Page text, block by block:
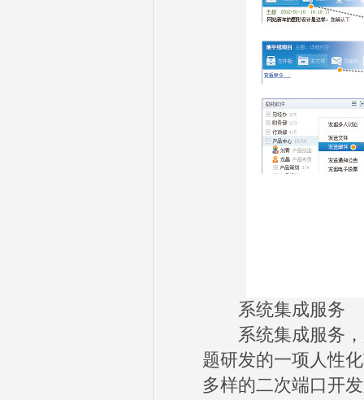
系统集成服务
系统集成服务，
题研发的一项人性
多样的二次端口开